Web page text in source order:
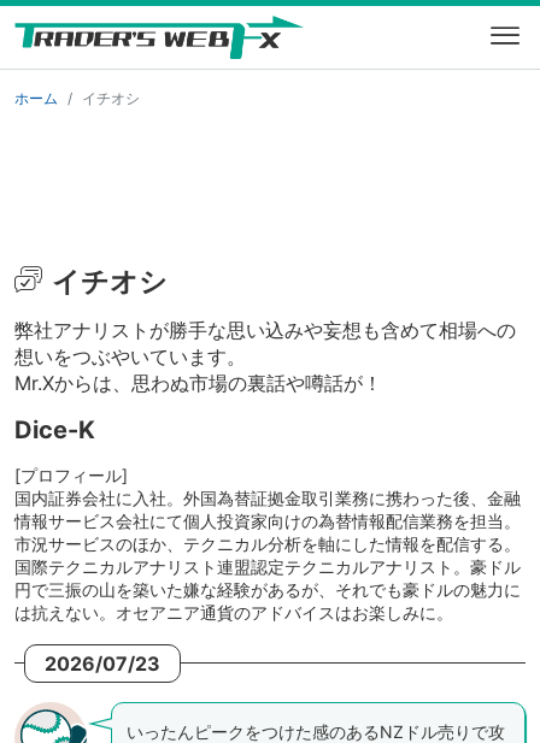
ホーム イチオシ
イチオシ
弊社アナリストが勝手な思い込みや妄想も含めて相場への
想いをつぶやいています。
Mr.Xからは、思わぬ市場の裏話や噂話が！
Dice-K
[プロフィール]
国内証券会社に入社。外国為替証拠金取引業務に携わった後、金融
情報サービス会社にて個人投資家向けの為替情報配信業務を担当。
市況サービスのほか、テクニカル分析を軸にした情報を配信する。
国際テクニカルアナリスト連盟認定テクニカルアナリスト。豪ドル
円で三振の山を築いた嫌な経験があるが、それでも豪ドルの魅力に
は抗えない。オセアニア通貨のアドバイスはお楽しみに。
2026/07/23
いったんピークをつけた感のあるNZドル売りで攻